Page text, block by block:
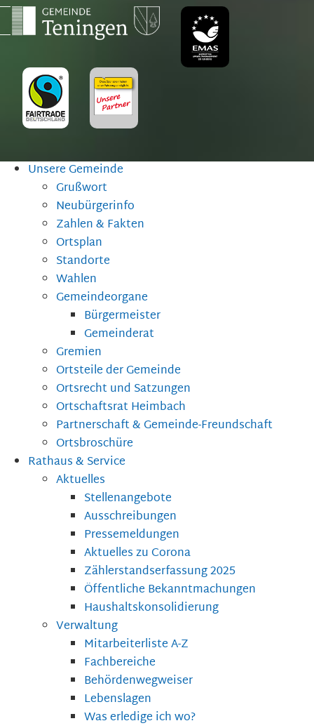
Unsere Gemeinde
Grußwort
Neubürgerinfo
Zahlen & Fakten
Ortsplan
Standorte
Wahlen
Gemeindeorgane
Bürgermeister
Gemeinderat
Gremien
Ortsteile der Gemeinde
Ortsrecht und Satzungen
Ortschaftsrat Heimbach
Partnerschaft & Gemeinde-Freundschaft
Ortsbroschüre
Rathaus & Service
Aktuelles
Stellenangebote
Ausschreibungen
Pressemeldungen
Aktuelles zu Corona
Zählerstandserfassung 2025
Öffentliche Bekanntmachungen
Haushaltskonsolidierung
Verwaltung
Mitarbeiterliste A-Z
Fachbereiche
Behördenwegweiser
Lebenslagen
Was erledige ich wo?